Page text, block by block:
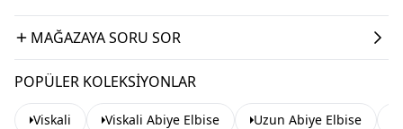
MAĞAZAYA SORU SOR
POPÜLER KOLEKSIYONLAR
Viskali Viskali Abiye Elbise Uzun Abiye Elbise